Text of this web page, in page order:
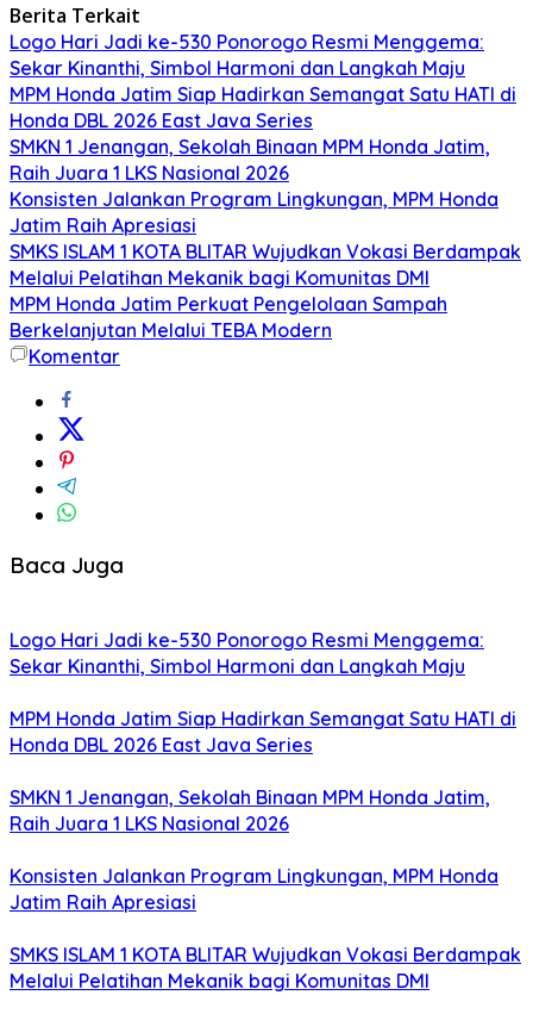
Berita Terkait
Logo Hari Jadi ke-530 Ponorogo Resmi Menggema:
Sekar Kinanthi, Simbol Harmoni dan Langkah Maju
MPM Honda Jatim Siap Hadirkan Semangat Satu HATI di
Honda DBL 2026 East Java Series
SMKN 1 Jenangan, Sekolah Binaan MPM Honda Jatim,
Raih Juara 1 LKS Nasional 2026
Konsisten Jalankan Program Lingkungan, MPM Honda
Jatim Raih Apresiasi
SMKS ISLAM 1 KOTA BLITAR Wujudkan Vokasi Berdampak
Melalui Pelatihan Mekanik bagi Komunitas DMI
MPM Honda Jatim Perkuat Pengelolaan Sampah
Berkelanjutan Melalui TEBA Modern
Komentar
Baca Juga
Logo Hari Jadi ke-530 Ponorogo Resmi Menggema:
Sekar Kinanthi, Simbol Harmoni dan Langkah Maju
MPM Honda Jatim Siap Hadirkan Semangat Satu HATI di
Honda DBL 2026 East Java Series
SMKN 1 Jenangan, Sekolah Binaan MPM Honda Jatim,
Raih Juara 1 LKS Nasional 2026
Konsisten Jalankan Program Lingkungan, MPM Honda
Jatim Raih Apresiasi
SMKS ISLAM 1 KOTA BLITAR Wujudkan Vokasi Berdampak
Melalui Pelatihan Mekanik bagi Komunitas DMI